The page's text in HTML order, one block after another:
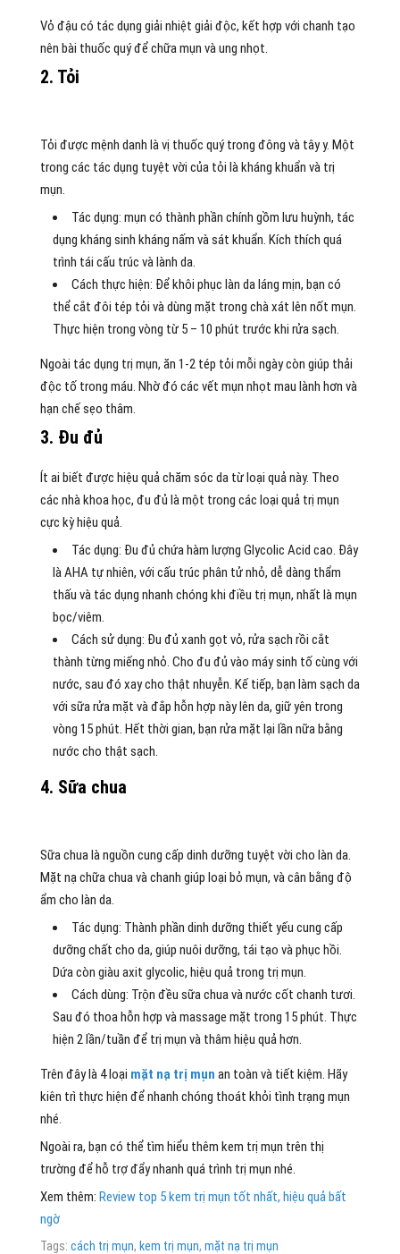
Vỏ đậu có tác dụng giải nhiệt giải độc, kết hợp với chanh tạo
nên bài thuốc quý để chữa mụn và ung nhọt.
2. Tỏi
Tỏi được mệnh danh là vị thuốc quý trong đông và tây y. Một
trong các tác dụng tuyệt vời của tỏi là kháng khuẩn và trị
mụn.
Tác dụng: mụn có thành phần chính gồm lưu huỳnh, tác
dụng kháng sinh kháng nấm và sát khuẩn. Kích thích quá
trình tái cấu trúc và lành da.
Cách thực hiện: Để khôi phục làn da láng mịn, bạn có
thể cắt đôi tép tỏi và dùng mặt trong chà xát lên nốt mụn.
Thực hiện trong vòng từ 5 – 10 phút trước khi rửa sạch.
Ngoài tác dụng trị mụn, ăn 1-2 tép tỏi mỗi ngày còn giúp thải
độc tố trong máu. Nhờ đó các vết mụn nhọt mau lành hơn và
hạn chế sẹo thâm.
3. Đu đủ
Ít ai biết được hiệu quả chăm sóc da từ loại quả này. Theo
các nhà khoa học, đu đủ là một trong các loại quả trị mụn
cực kỳ hiệu quả.
Tác dụng: Đu đủ chứa hàm lượng Glycolic Acid cao. Đây
là AHA tự nhiên, với cấu trúc phân tử nhỏ, dễ dàng thẩm
thấu và tác dụng nhanh chóng khi điều trị mụn, nhất là mụn
bọc/viêm.
Cách sử dụng: Đu đủ xanh gọt vỏ, rửa sạch rồi cắt
thành từng miếng nhỏ. Cho đu đủ vào máy sinh tố cùng với
nước, sau đó xay cho thật nhuyễn. Kế tiếp, bạn làm sạch da
với sữa rửa mặt và đắp hỗn hợp này lên da, giữ yên trong
vòng 15 phút. Hết thời gian, bạn rửa mặt lại lần nữa bằng
nước cho thật sạch.
4. Sữa chua
Sữa chua là nguồn cung cấp dinh dưỡng tuyệt vời cho làn da.
Mặt nạ chữa chua và chanh giúp loại bỏ mụn, và cân bằng độ
ẩm cho làn da.
Tác dụng: Thành phần dinh dưỡng thiết yếu cung cấp
dưỡng chất cho da, giúp nuôi dưỡng, tái tạo và phục hồi.
Dứa còn giàu axit glycolic, hiệu quả trong trị mụn.
Cách dùng: Trộn đều sữa chua và nước cốt chanh tươi.
Sau đó thoa hỗn hợp và massage mặt trong 15 phút. Thực
hiện 2 lần/tuần để trị mụn và thâm hiệu quả hơn.
Trên đây là 4 loại mặt nạ trị mụn an toàn và tiết kiệm. Hãy
kiên trì thực hiện để nhanh chóng thoát khỏi tình trạng mụn
nhé.
Ngoài ra, bạn có thể tìm hiểu thêm kem trị mụn trên thị
trường để hỗ trợ đẩy nhanh quá trình trị mụn nhé.
Xem thêm: Review top 5 kem trị mụn tốt nhất, hiệu quả bất
ngờ
Tags: cách trị mụn, kem trị mụn, mặt nạ trị mụn